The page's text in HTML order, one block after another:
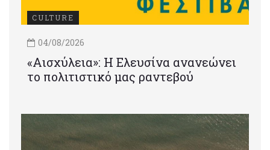
CULTURE
04/08/2026
«Αισχύλεια»: Η Ελευσίνα ανανεώνει
το πολιτιστικό μας ραντεβού